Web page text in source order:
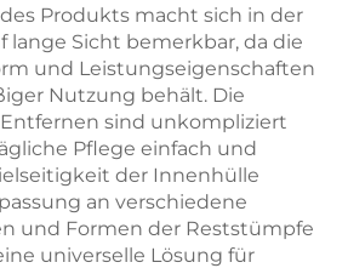
Produkts macht sich in der
lange Sicht bemerkbar, da die
und Leistungseigenschaften
Nutzung behält. Die
sind unkompliziert
Pflege einfach und
der Innenhülle
an verschiedene
und Formen der Reststümpfe
universelle Lösung für